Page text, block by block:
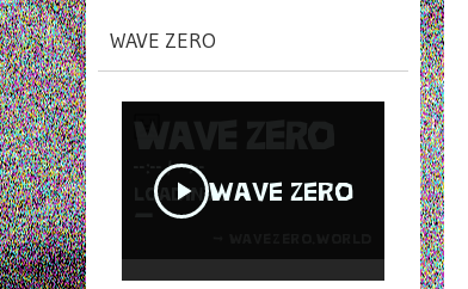
WAVE ZERO